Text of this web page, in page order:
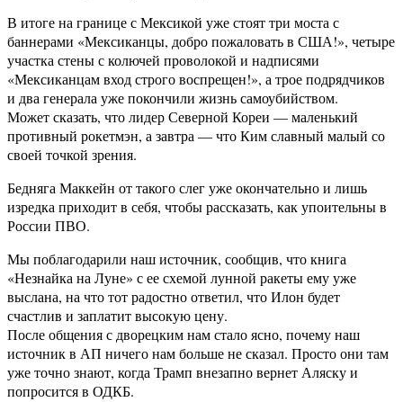
В итоге на границе с Мексикой уже стоят три моста с
баннерами «Мексиканцы, добро пожаловать в США!», четыре
участка стены с колючей проволокой и надписями
«Мексиканцам вход строго воспрещен!», а трое подрядчиков
и два генерала уже покончили жизнь самоубийством.
Может сказать, что лидер Северной Кореи — маленький
противный рокетмэн, а завтра — что Ким славный малый со
своей точкой зрения.
Бедняга Маккейн от такого слег уже окончательно и лишь
изредка приходит в себя, чтобы рассказать, как упоительны в
России ПВО.
Мы поблагодарили наш источник, сообщив, что книга
«Незнайка на Луне» с ее схемой лунной ракеты ему уже
выслана, на что тот радостно ответил, что Илон будет
счастлив и заплатит высокую цену.
После общения с дворецким нам стало ясно, почему наш
источник в АП ничего нам больше не сказал. Просто они там
уже точно знают, когда Трамп внезапно вернет Аляску и
попросится в ОДКБ.